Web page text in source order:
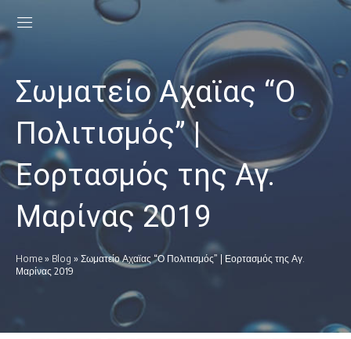
Σωματείο Αχαϊας “Ο
Πολιτισμός” |
Εορτασμός της Αγ.
Μαρίνας 2019
Home » Blog » Σωματείο Αχαϊας “Ο Πολιτισμός” | Εορτασμός της Αγ.
Μαρίνας 2019